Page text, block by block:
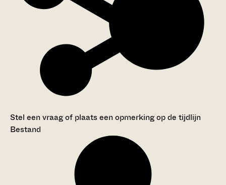
Stel een vraag of plaats een opmerking op de tijdlijn
Bestand